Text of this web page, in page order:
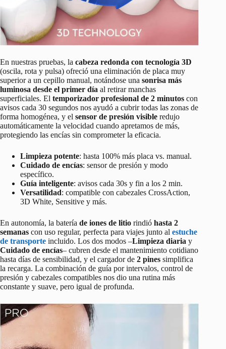
En nuestras pruebas, la cabeza redonda con tecnología 3D
(oscila, rota y pulsa) ofreció una eliminación de placa muy
superior a un cepillo manual, notándose una sonrisa más
luminosa desde el primer día al retirar manchas
superficiales. El temporizador profesional de 2 minutos con
avisos cada 30 segundos nos ayudó a cubrir todas las zonas de
forma homogénea, y el sensor de presión visible redujo
automáticamente la velocidad cuando apretamos de más,
protegiendo las encías sin comprometer la eficacia.
Limpieza potente: hasta 100% más placa vs. manual.
Cuidado de encías: sensor de presión y modo
específico.
Guía inteligente: avisos cada 30s y fin a los 2 min.
Versatilidad: compatible con cabezales CrossAction,
3D White, Sensitive y más.
En autonomía, la batería de iones de litio rindió hasta 2
semanas con uso regular, perfecta para viajes junto al estuche
de transporte incluido. Los dos modos –Limpieza diaria y
Cuidado de encías– cubren desde el mantenimiento cotidiano
hasta días de sensibilidad, y el cargador de 2 pines simplifica
la recarga. La combinación de guía por intervalos, control de
presión y cabezales compatibles nos dio una rutina más
constante y suave, pero igual de profunda.